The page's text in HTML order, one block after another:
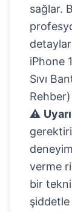
sağlar.
iPhone
Sıvı
Rehber)
⚠️
verme
bir